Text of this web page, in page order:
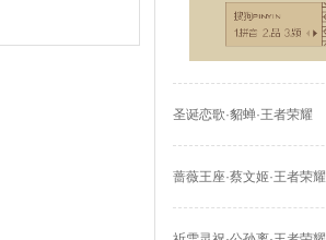
圣诞恋歌·貂蝉·王者荣耀
蔷薇王座·蔡文姬·王者荣耀